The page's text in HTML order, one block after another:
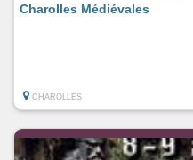
Charolles Médiévales
CHAROLLES